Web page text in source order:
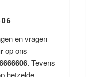
en vragen
op ons
. Tevens
hetzelde